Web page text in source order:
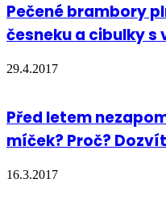
Pečené brambory
česneku a cibulky s
29.4.2017
Před letem
míček? Proč?
16.3.2017